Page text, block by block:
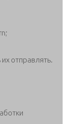
отправлять.